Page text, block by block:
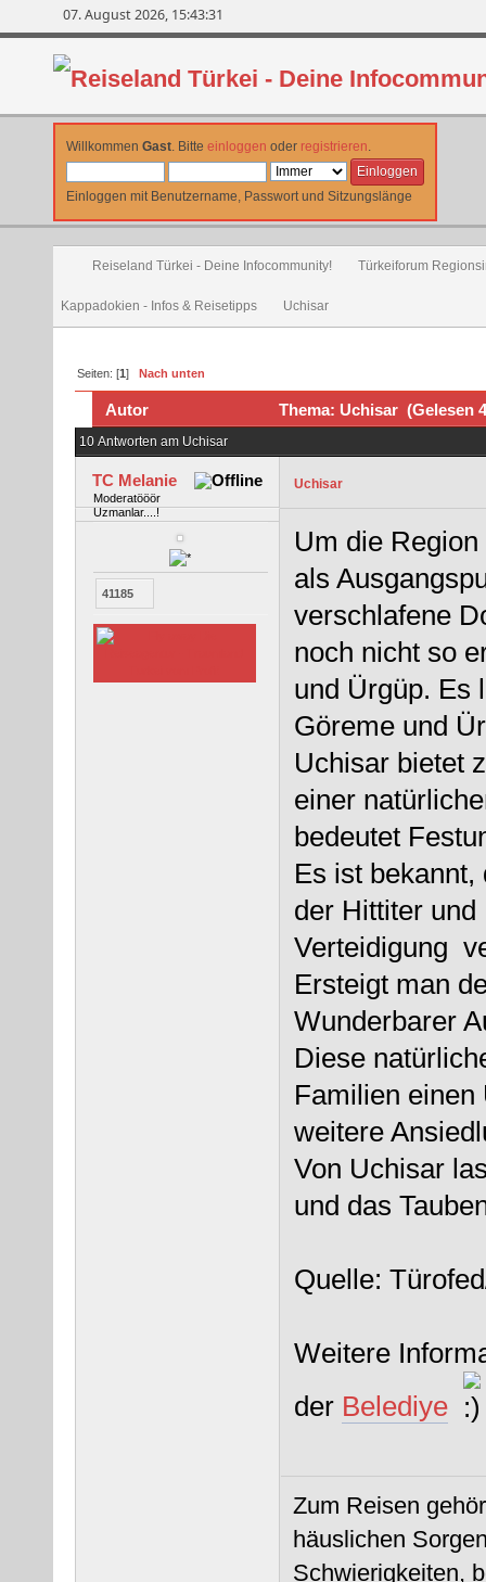
07. August 2026, 15:43:31
Willkommen Gast. Bitte einloggen oder registrieren.
Einloggen mit Benutzername, Passwort und Sitzungslänge
Reiseland Türkei - Deine Infocommunity! Türkeiforum
Kappadokien - Infos & Reisetipps Uchisar
Seiten: [1]Nach unten
Autor Thema: Uchisar (Gelesen
10 Antworten am Uchisar
TC Melanie
Moderatööör
Uzmanlar....!
41185
Uchisar
Um die
als
verschlafene
noch nicht so
und Ürgüp. Es
Göreme und
Uchisar bietet
einer
bedeutet
Es ist
der Hittiter
Verteidigung
Ersteigt man
Wunderbarer
Diese
Familien
weitere
Von Uchisar
und das
Quelle:
Weitere
der Belediye
Zum Reisen
häuslichen
Schwierigkeiten,